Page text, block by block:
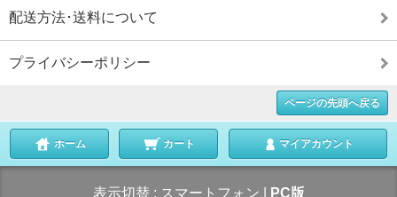
配送方法･送料について
プライバシーポリシー
ページの先頭へ戻る
ホーム カート マイアカウント
表示切替 : スマートフォン PC版